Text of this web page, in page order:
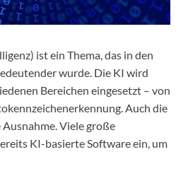
ist ein Thema, das in den
wurde. Die KI wird
Bereichen eingesetzt – von
Auch die
Viele große
KI-basierte Software ein, um